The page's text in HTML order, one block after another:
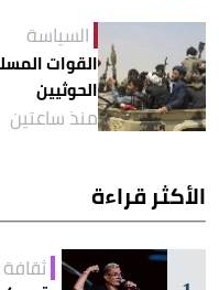
السياسة
القوات
الحوثيين
منذ ساعتين
الأكثر قراءة